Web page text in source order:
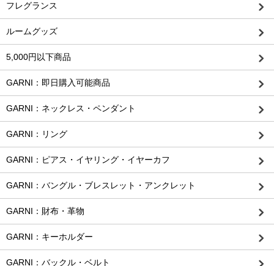
フレグランス
ルームグッズ
5,000円以下商品
GARNI：即日購入可能商品
GARNI：ネックレス・ペンダント
GARNI：リング
GARNI：ピアス・イヤリング・イヤーカフ
GARNI：バングル・ブレスレット・アンクレット
GARNI：財布・革物
GARNI：キーホルダー
GARNI：バックル・ベルト